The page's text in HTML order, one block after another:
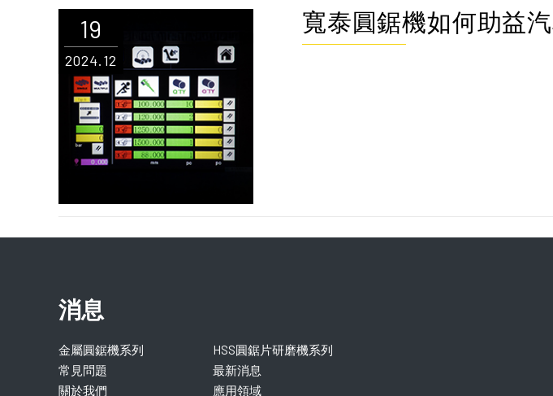
19
2024.12
寬泰圓鋸機如何助益
消息
金屬圓鋸機系列
HSS圓鋸片研磨機系列
常見問題
最新消息
關於我們
應用領域